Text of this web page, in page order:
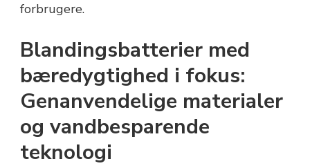
forbrugere.
Blandingsbatterier med
bæredygtighed i fokus:
Genanvendelige materialer
og vandbesparende
teknologi